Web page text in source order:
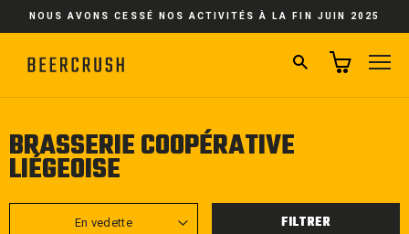
PasserNOUS AVONS CESSÉ NOS ACTIVITÉS À LA FIN JUIN 2025
RECHERCHER
BRASSERIE COOPÉRATIVE
LIÉGEOISE
FILTRER